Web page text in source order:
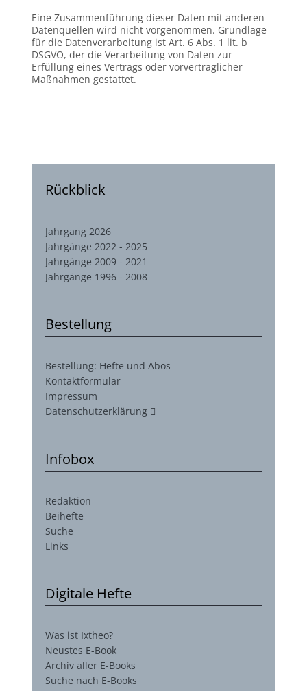
Eine Zusammenführung dieser Daten mit anderen
Datenquellen wird nicht vorgenommen. Grundlage
für die Datenverarbeitung ist Art. 6 Abs. 1 lit. b
DSGVO, der die Verarbeitung von Daten zur
Erfüllung eines Vertrags oder vorvertraglicher
Maßnahmen gestattet.
Rückblick
Jahrgang 2026
Jahrgänge 2022 - 2025
Jahrgänge 2009 - 2021
Jahrgänge 1996 - 2008
Bestellung
Bestellung: Hefte und Abos
Kontaktformular
Impressum
Datenschutzerklärung
Infobox
Redaktion
Beihefte
Suche
Links
Digitale Hefte
Was ist Ixtheo?
Neustes E-Book
Archiv aller E-Books
Suche nach E-Books